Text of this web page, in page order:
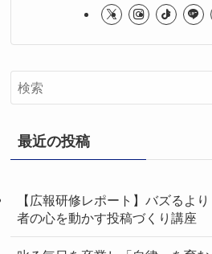
最近の投稿
【広報研修レポート】バズるよ
者の心を動かす投稿づくり講座